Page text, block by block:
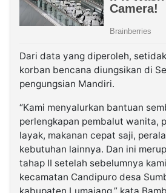
Dari data yang diperoleh,
korban bencana diungsikan di
pengungsian Mandiri.
“Kami menyalurkan bantuan
perlengkapan pembalut wanita,
layak, makanan cepat saji,
kebutuhan lainnya. Dan ini
tahap II setelah sebelumnya
kecamatan Candipuro desa